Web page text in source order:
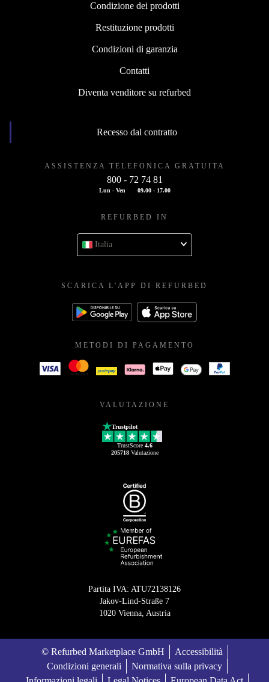
Condizione dei prodotti
Restituzione prodotti
Condizioni di garanzia
Contatti
Diventa venditore su refurbed
Recesso dal contratto
ASSISTENZA TELEFONICA GRATUITA
800 - 72 74 81
Lun - Ven 09.00 - 17.00
REFURBED IN
Italia
SCARICA L'APP DI REFURBED
METODI DI PAGAMENTO
VALUTAZIONE
Trustpilot
TrustScore 4.6
205718Valutazione
Partita IVA: ATU72138126
Jakov-Lind-Straße 7
1020 Vienna, Austria
© Refurbed Marketplace GmbH
Accessibilità
Condizioni generali
Normativa sulla privacy